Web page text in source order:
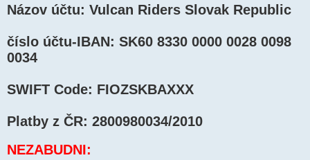
r
e
v
o
k
Názov účtu: Vulcan Riders Slovak Republic
číslo účtu-IBAN: SK60 8330 0000 0028 0098
0034
SWIFT Code: FIOZSKBAXXX
Platby z ČR: 2800980034/2010
NEZABUDNI: